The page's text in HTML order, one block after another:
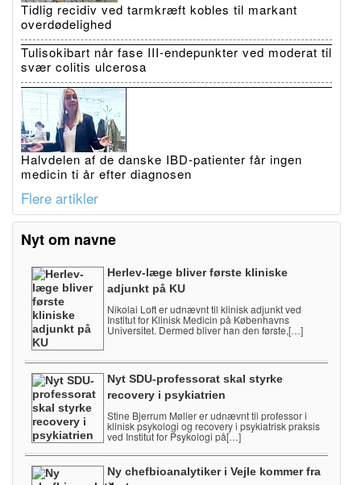
Tidlig recidiv ved tarmkræft kobles til markant
overdødelighed
Tulisokibart når fase III-endepunkter ved moderat til
svær colitis ulcerosa
Halvdelen af de danske IBD-patienter får ingen
medicin ti år efter diagnosen
Flere artikler
Nyt om navne
Herlev-læge bliver første kliniske
adjunkt på KU
Nikolai Loft er udnævnt til klinisk adjunkt ved
Institut for Klinisk Medicin på Københavns
Universitet. Dermed bliver han den første,[…]
Nyt SDU-professorat skal styrke
recovery i psykiatrien
Stine Bjerrum Møller er udnævnt til professor i
klinisk psykologi og recovery i psykiatrisk praksis
ved Institut for Psykologi på[…]
Ny chefbioanalytiker i Vejle kommer fra